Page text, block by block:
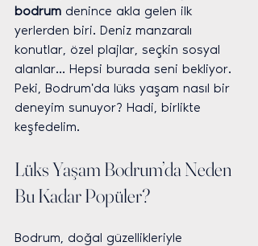
bodrum denince akla gelen ilk
yerlerden biri. Deniz manzaralı
konutlar, özel plajlar, seçkin sosyal
alanlar... Hepsi burada seni bekliyor.
Peki, Bodrum'da lüks yaşam nasıl bir
deneyim sunuyor? Hadi, birlikte
keşfedelim.
Lüks Yaşam Bodrum’da Neden
Bu Kadar Popüler?
Bodrum, doğal güzellikleriyle